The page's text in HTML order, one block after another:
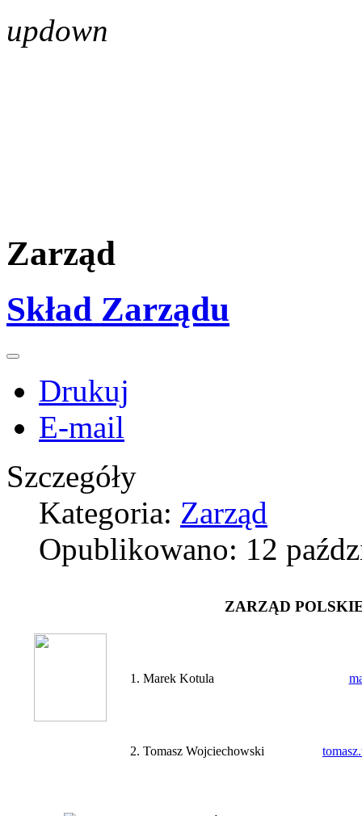
updown
Zarząd
Skład Zarządu
Drukuj
E-mail
Szczegóły
Kategoria: Zarząd
Opublikowano: 12
ZARZĄD
1. Marek Kotula
2. Tomasz Wojciechowski